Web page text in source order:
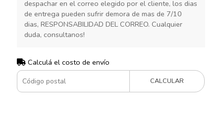
despachar en el correo elegido por el cliente, los dias
de entrega pueden sufrir demora de mas de 7/10
dias, RESPONSABILIDAD DEL CORREO. Cualquier
duda, consultanos!
Calculá el costo de envío
CALCULAR